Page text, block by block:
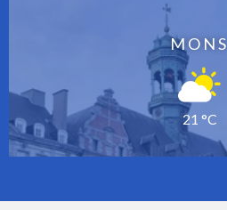
MONS
21 °C